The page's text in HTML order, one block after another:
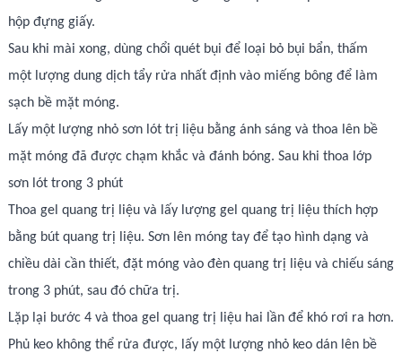
hộp đựng giấy.
Sau khi mài xong, dùng chổi quét bụi để loại bỏ bụi bẩn, thấm
một lượng dung dịch tẩy rửa nhất định vào miếng bông để làm
sạch bề mặt móng.
Lấy một lượng nhỏ sơn lót trị liệu bằng ánh sáng và thoa lên bề
mặt móng đã được chạm khắc và đánh bóng. Sau khi thoa lớp
sơn lót trong 3 phút
Thoa gel quang trị liệu và lấy lượng gel quang trị liệu thích hợp
bằng bút quang trị liệu. Sơn lên móng tay để tạo hình dạng và
chiều dài cần thiết, đặt móng vào đèn quang trị liệu và chiếu sáng
trong 3 phút, sau đó chữa trị.
Lặp lại bước 4 và thoa gel quang trị liệu hai lần để khó rơi ra hơn.
Phủ keo không thể rửa được, lấy một lượng nhỏ keo dán lên bề